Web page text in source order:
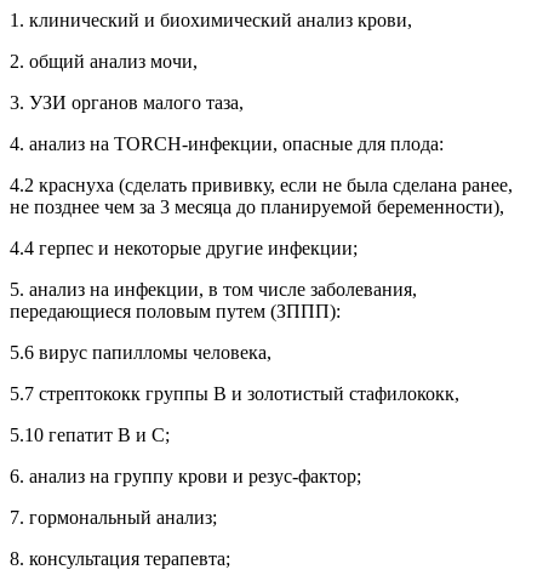
1. клинический и биохимический анализ крови,
2. общий анализ мочи,
3. УЗИ органов малого таза,
4. анализ на TORCH-инфекции, опасные для плода:
4.2 краснуха (сделать прививку, если не была сделана ранее,
не позднее чем за 3 месяца до планируемой беременности),
4.4 герпес и некоторые другие инфекции;
5. анализ на инфекции, в том числе заболевания,
передающиеся половым путем (ЗППП):
5.6 вирус папилломы человека,
5.7 стрептококк группы В и золотистый стафилококк,
5.10 гепатит В и С;
6. анализ на группу крови и резус-фактор;
7. гормональный анализ;
8. консультация терапевта;